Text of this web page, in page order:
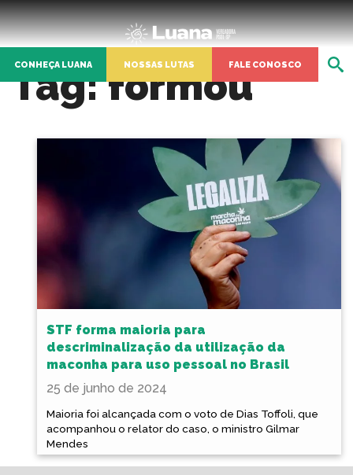
CONHEÇA LUANA NOSSAS LUTAS FALE CONOSCO
Tag:formou
STF forma maioria para
descriminalização da utilização da
maconha para uso pessoal no Brasil
25 de junho de 2024
Maioria foi alcançada com o voto de Dias Toffoli, que
acompanhou o relator do caso, o ministro Gilmar
Mendes